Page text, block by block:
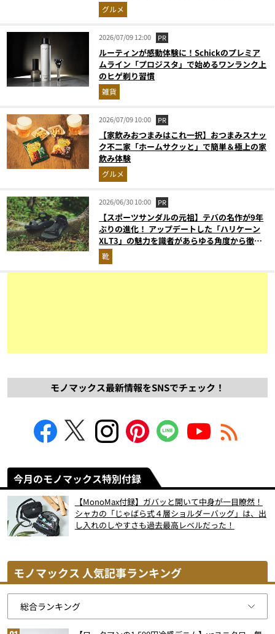
グルメ
2026/07/09 12:00 PR
ルーティンが感動体験に！Schickのプレミア
ムライン「プロジスタ」で始めるワンランク上
のヒゲ剃り習慣
雑貨
2026/07/09 10:00 PR
【家飲みおつまみはこれ一択】おつまみスナッ
ク不二家「ホームサクッと」で簡単＆極上の家
飲み体験
グルメ
2026/06/30 10:00 PR
【スポーツサンダルの元祖】テバの名作が9年
ぶりの進化！ アップデートした「ハリケーン
XLT3」の魅力を識者があらゆる角度から徹底
解説！
靴
モノマックス最新情報をSNSでチェック！
今月のモノマックス特別付録
【MonoMax付録】ガバッと開いて中身が一目瞭然！
シャカの「じゃばら式４層ショルダーバッグ」は、出
し入れのしやすさも過去最高レベルだった！
モノマックス 人気記事ランキング